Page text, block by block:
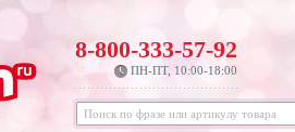
8-800-333-57-92
ПН-ПТ, 10:00-18:00